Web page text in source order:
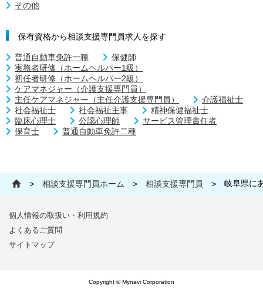
その他
保有資格から相談支援専門員求人を探す
普通自動車免許一種
保健師
実務者研修（ホームヘルパー1級）
初任者研修（ホームヘルパー2級）
ケアマネジャー（介護支援専門員）
主任ケアマネジャー（主任介護支援専門員）
介護福祉士
社会福祉士
社会福祉主事
精神保健福祉士
臨床心理士
公認心理師
サービス管理責任者
保育士
普通自動車免許二種
> 相談支援専門員ホーム > 相談支援専門員 > 岐阜県に
個人情報の取扱い・利用規約
よくあるご質問
サイトマップ
Copyright © Mynavi Corporation